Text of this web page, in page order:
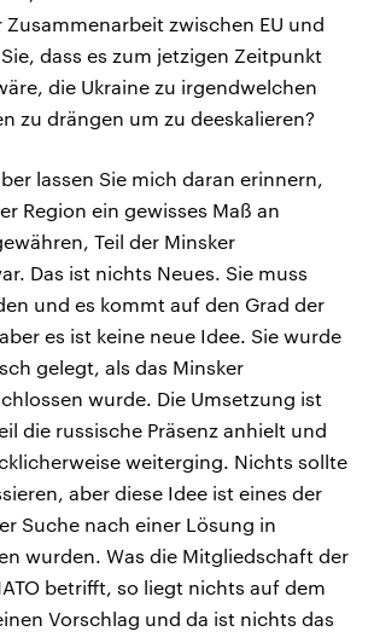
zwischen EU und
dass es zum jetzigen Zeitpunkt
die Ukraine zu irgendwelchen
zu drängen um zu deeskalieren?
lassen Sie mich daran erinnern,
Region ein gewisses Maß an
Teil der Minsker
Das ist nichts Neues. Sie muss
und es kommt auf den Grad der
es ist keine neue Idee. Sie wurde
gelegt, als das Minsker
wurde. Die Umsetzung ist
die russische Präsenz anhielt und
weiterging. Nichts sollte
aber diese Idee ist eines der
Suche nach einer Lösung in
wurden. Was die Mitgliedschaft der
betrifft, so liegt nichts auf dem
Vorschlag und da ist nichts das